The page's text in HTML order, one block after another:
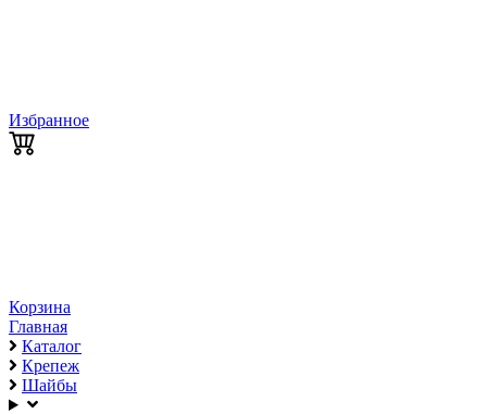
Избранное
Корзина
Главная
Каталог
Крепеж
Шайбы